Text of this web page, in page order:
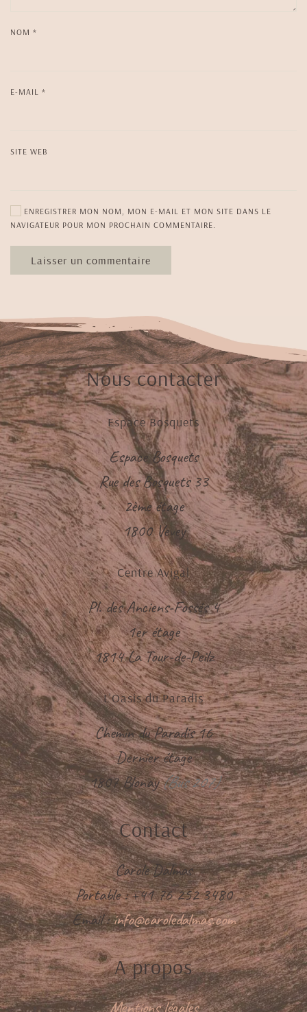
NOM *
E-MAIL *
SITE WEB
ENREGISTRER MON NOM, MON E-MAIL ET MON SITE DANS LE
NAVIGATEUR POUR MON PROCHAIN COMMENTAIRE.
Laisser un commentaire
Nous contacter
Espace Bosquets
Espace Bosquets
Rue des Bosquets 33
2ème étage
1800 Vevey
Centre Avigal
Pl. des Anciens-Fossés 4
1er étage
1814 La Tour-de-Peilz
L'Oasis du Paradis
Chemin du Paradis 16
Dernier étage
1807 Blonay(Bus 207)
Contact
Carole Dalmas
Portable : +41 76 252 3480
Email :info@caroledalmas.com
A propos
Mentions légales